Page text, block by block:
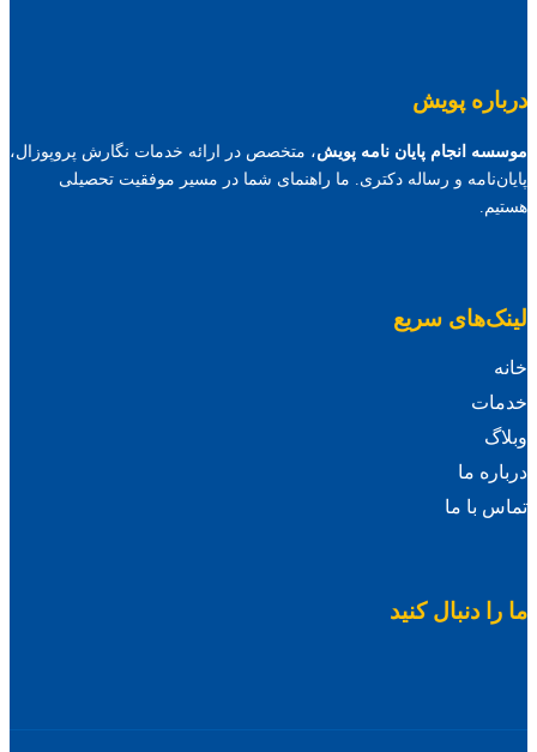
درباره پویش
موسسه انجام پایان نامه پویش، متخصص در ارائه خدمات نگارش پروپوزال،
پایان‌نامه و رساله دکتری. ما راهنمای شما در مسیر موفقیت تحصیلی
هستیم.
لینک‌های سریع
خانه
خدمات
وبلاگ
درباره ما
تماس با ما
ما را دنبال کنید